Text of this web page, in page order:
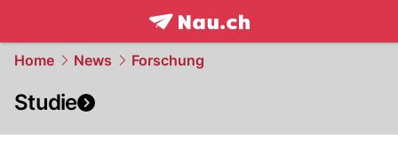
frontpage.NAU.ch
Home News Forschung
Studie